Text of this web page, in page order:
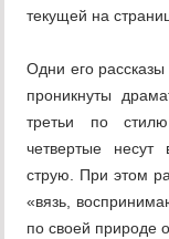
текущей на
Одни его
проникнуты
третьи по
четвертые
струю. При этом
«вязь,
по своей природе